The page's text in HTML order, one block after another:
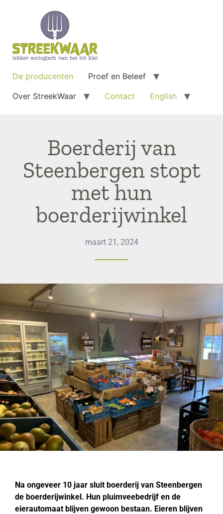
De producenten
Proef en Beleef
Over StreekWaar
Contact English
Boerderij van
Steenbergen stopt
met hun
boerderijwinkel
maart 21, 2024
Na ongeveer 10 jaar sluit boerderij van Steenbergen
de boerderijwinkel. Hun pluimveebedrijf en de
eierautomaat blijven gewoon bestaan. Eieren blijven